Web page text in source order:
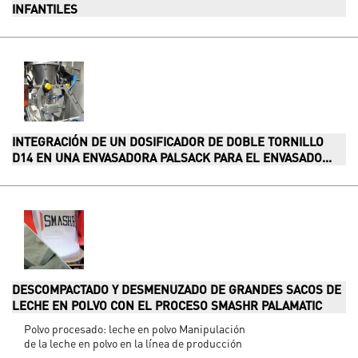
INFANTILES
INTEGRACIÓN DE UN DOSIFICADOR DE DOBLE TORNILLO
D14 EN UNA ENVASADORA PALSACK PARA EL ENVASADO...
DESCOMPACTADO Y DESMENUZADO DE GRANDES SACOS DE
LECHE EN POLVO CON EL PROCESO SMASHR PALAMATIC
Polvo procesado: leche en polvo Manipulación
de la leche en polvo en la línea de producción